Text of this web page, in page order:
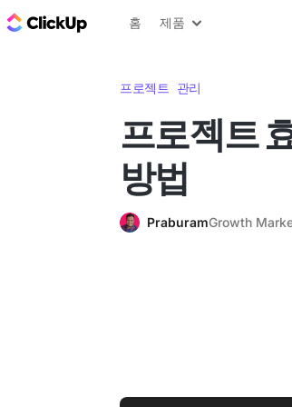
ClickUp 블로그
홈 제품
프로젝트 관리
프로젝트
방법
PraburamGrowth